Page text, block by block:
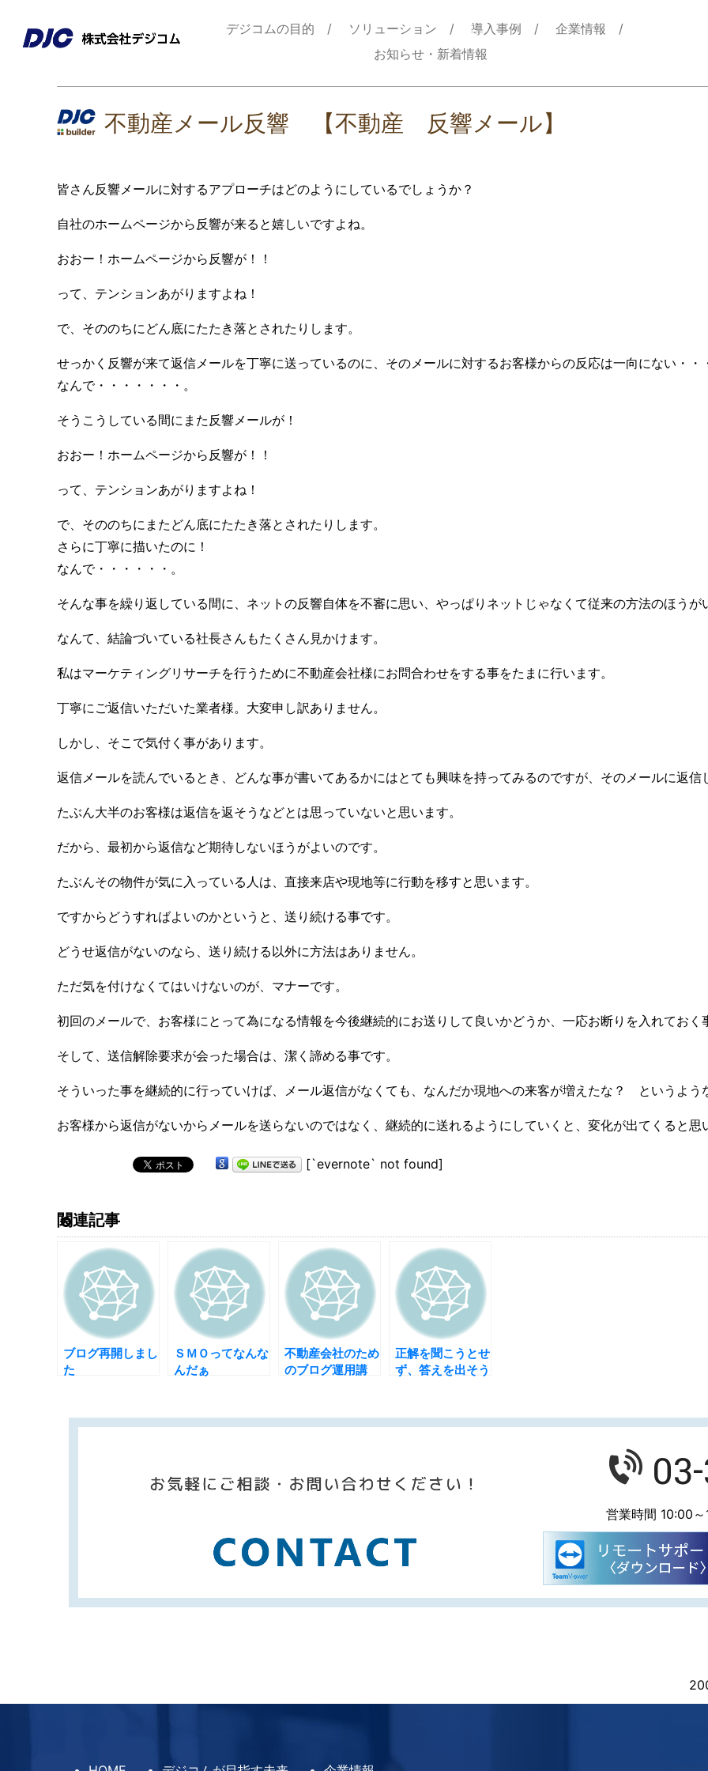
デジコムの目的 ソリューション 導入事例
企業情報
お知らせ・新着情報
不動産メール反響 【不動産 反響メール】
皆さん反響メールに対するアプローチはどのようにしているでしょうか？
自社のホームページから反響が来ると嬉しいですよね。
おおー！ホームページから反響が！！
って、テンションあがりますよね！
で、そののちにどん底にたたき落とされたりします。
せっかく反響が来て返信メールを丁寧に送っているのに、そのメールに対するお客様からの反応は一向にない・・
なんで・・・・・・・。
そうこうしている間にまた反響メールが！
おおー！ホームページから反響が！！
って、テンションあがりますよね！
で、そののちにまたどん底にたたき落とされたりします。
さらに丁寧に描いたのに！
なんで・・・・・・。
そんな事を繰り返している間に、ネットの反響自体を不審に思い、やっぱりネットじゃなくて従来の方法のほうが
なんて、結論づいている社長さんもたくさん見かけます。
私はマーケティングリサーチを行うために不動産会社様にお問合わせをする事をたまに行います。
丁寧にご返信いただいた業者様。大変申し訳ありません。
しかし、そこで気付く事があります。
返信メールを読んでいるとき、どんな事が書いてあるかにはとても興味を持ってみるのですが、そのメールに返信
たぶん大半のお客様は返信を返そうなどとは思っていないと思います。
だから、最初から返信など期待しないほうがよいのです。
たぶんその物件が気に入っている人は、直接来店や現地等に行動を移すと思います。
ですからどうすればよいのかというと、送り続ける事です。
どうせ返信がないのなら、送り続ける以外に方法はありません。
ただ気を付けなくてはいけないのが、マナーです。
初回のメールで、お客様にとって為になる情報を今後継続的にお送りして良いかどうか、一応お断りを入れておく
そして、送信解除要求が会った場合は、潔く諦める事です。
そういった事を継続的に行っていけば、メール返信がなくても、なんだか現地への来客が増えたな？ というよう
お客様から返信がないからメールを送らないのではなく、継続的に送れるようにしていくと、変化が出てくると思
[`evernote` not found]
関連記事
ブログ再開しまし
た
ＳＭＯってなんな
んだぁ
不動産会社のため
のブログ運用講
正解を聞こうとせ
ず、答えを出そう
営業時間 10:00～